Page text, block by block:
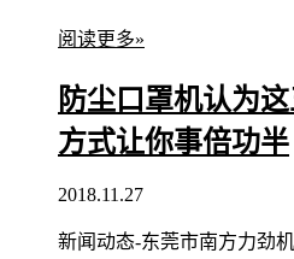
阅读更多»
防尘口罩机认为
方式让你事倍功半
2018.11.27
新闻动态-东莞市南方力劲